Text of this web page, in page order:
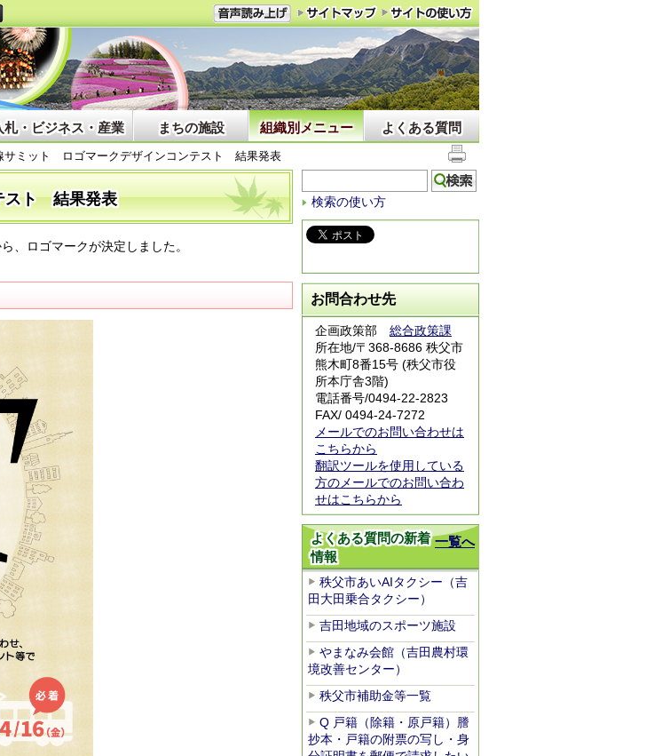
札・ビジネス・産業 まちの施設 組織別メニュー よくある質問
サミット ロゴマークデザインコンテスト 結果発表
スト 結果発表
、ロゴマークが決定しました。
検索の使い方
お問合わせ先
企画政策部 総合政策課
所在地/〒368-8686 秩父市
熊木町8番15号 (秩父市役
所本庁舎3階)
電話番号/0494-22-2823
FAX/ 0494-24-7272
メールでのお問い合わせは
こちらから
翻訳ツールを使用している
方のメールでのお問い合わ
せはこちらから
一覧へ
よくある質問の新着
情報
秩父市あいAIタクシー（吉
田大田乗合タクシー）
吉田地域のスポーツ施設
やまなみ会館（吉田農村環
境改善センター）
秩父市補助金等一覧
Q 戸籍（除籍・原戸籍）謄
抄本・戸籍の附票の写し・身